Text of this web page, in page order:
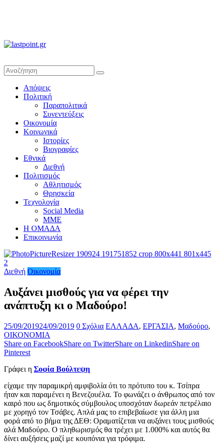
άποψη
μέχρι
Απόψεις
Πολιτική
Παραπολιτικά
Συνεντεύξεις
Οικονομία
Κοινωνικά
Ιστορίες
Βιογραφίες
Εθνικά
Διεθνή
Πολιτισμός
Αθλητισμός
Θρησκεία
Τεχνολογία
Social Media
ΜΜΕ
Η ΟΜΑΔΑ
Επικοινωνία
Διεθνή Οικονομία
Αυξάνει μισθούς για να φέρει την
ανάπτυξη κι ο Μαδούρο!
25/09/201924/09/2019 0 Σχόλια ΕΛΛΑΔΑ, ΕΡΓΑΣΙΑ, Μαδούρο,
ΟΙΚΟΝΟΜΙΑ
Share on FacebookShare on TwitterShare on LinkedinShare on
Pinterest
Γράφει η Σοφία Βούλτεψη
είχαμε την παραμικρή αμφιβολία ότι το πρότυπο του κ. Τσίπρα
ήταν και παραμένει η Βενεζουέλα. Το φωνάζει ο άνθρωπος από τον
καιρό που ως δημοτικός σύμβουλος υποσχόταν δωρεάν πετρέλαιο
με χορηγό τον Τσάβες. Απλά μας το επιβεβαίωσε για άλλη μια
φορά από το βήμα της ΔΕΘ: Οραματίζεται να αυξάνει τους μισθούς
αλά Μαδούρο. Ο πληθωρισμός θα τρέχει με 1.000% και αυτός θα
δίνει αυξήσεις μαζί με κουπόνια για τρόφιμα.